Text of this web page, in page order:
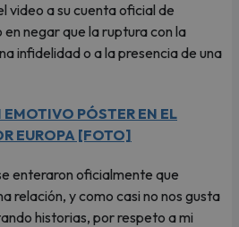
video a su cuenta oficial de
negar que la ruptura con la
infidelidad o a la presencia de una
PÓSTER EN EL
EUROPA [FOTO]
enteraron oficialmente que
relación, y como casi no nos gusta
historias, por respeto a mi